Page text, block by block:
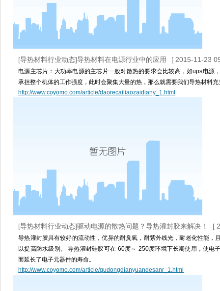
[导热材料行业动态]导热材料在电源行业中的应用 [ 2015-11-23
电源主芯片：大功率电源的主芯片一般对散热的要求会比较高，如ups电源
承担整个机体的工作强度，此时会聚集大量的热，那么就需要我们导热材料
http://www.coyomo.com/article/daorecailiaozaidiany_1.html
[导热材料行业动态]驱动电源的散热问题？导热灌封胶来解决！ [
导热灌封胶具有较好的流动性，优异的耐臭氧，耐紫外线光，耐老化性能，
以提高防水级别。 导热灌封硅胶可在-60度～ 250度环境下长期使用，使电
而延长了电子元器件的寿命。
http://www.coyomo.com/article/qudongdianyuandesanr_1.html